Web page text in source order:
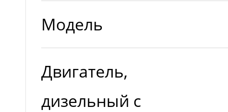
Модель
Двигатель,
дизельный с